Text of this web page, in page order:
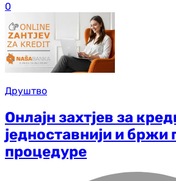
0
Друштво
Онлајн захтјев за
једноставнији и бржи
процедуре